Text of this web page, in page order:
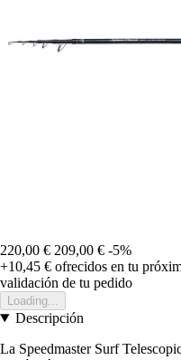
220,00 € 209,00 € -5%
+10,45 € ofrecidos en tu
validación de tu pedido
Loading...
Descripción
La Speedmaster Surf